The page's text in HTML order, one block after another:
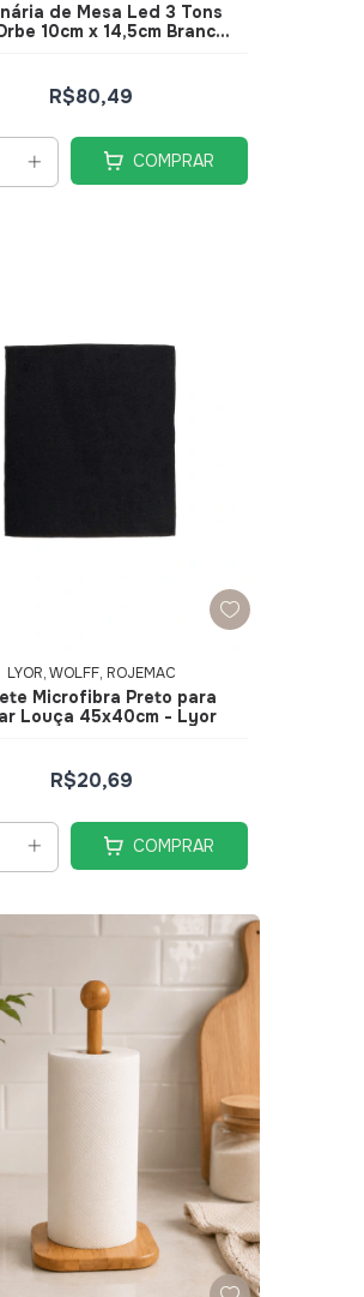
de Mesa Led 3 Tons
10cm x 14,5cm Branca
R$80,49
COMPRAR
LYOR, WOLFF, ROJEMAC
Microfibra Preto para
Louça 45x40cm - Lyor
R$20,69
COMPRAR